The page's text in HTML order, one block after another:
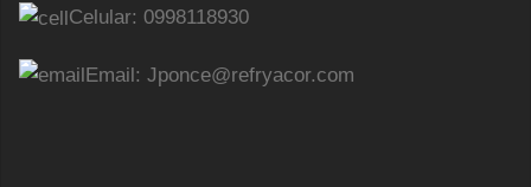
Celular: 0998118930
Email: Jponce@refryacor.com